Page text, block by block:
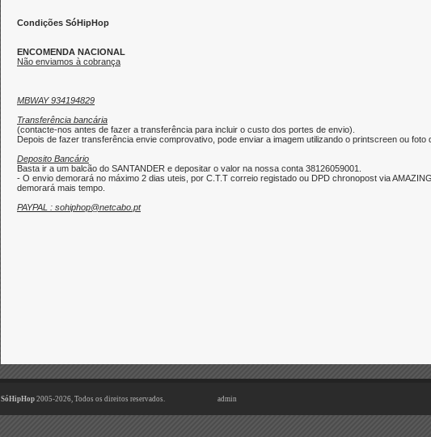
Condições SóHipHop
ENCOMENDA NACIONAL
Não enviamos à cobrança
MBWAY 934194829
Transferência bancária
(contacte-nos antes de fazer a transferência para incluir o custo dos portes de envio).
Depois de fazer transferência envie comprovativo, pode enviar a imagem utilizando o printscreen ou foto
Deposito Bancário
Basta ir a um balcão do SANTANDER e depositar o valor na nossa conta 38126059001.
- O envio demorará no máximo 2 dias uteis, por C.T.T correio registado ou DPD chronopost via
demorará mais tempo.
PAYPAL : sohiphop@netcabo.pt
SóHipHop 2005-2026, Todos os direitos reservados. admin